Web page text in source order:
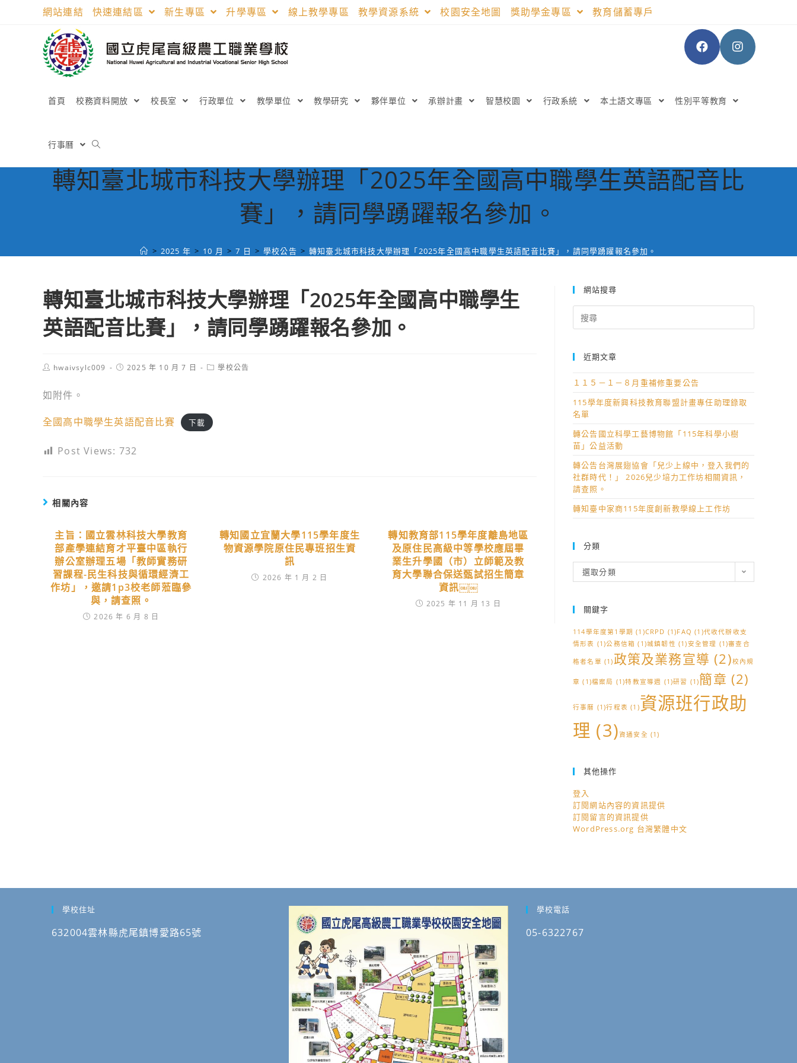
網站連結 快速連結區 新生專區 升學專區 線上教學專區 教學資源系統 校園安全地圖 獎助學金專區 教育儲蓄專戶
首頁 校務資料開放 校長室 行政單位 教學單位 教學研究 夥伴單位 承辦計畫 智慧校園 行政系統 本土語文專區 性別平等教育
行事曆
轉知臺北城市科技大學辦理「2025年全國高中職學生英語配音比
賽」，請同學踴躍報名參加。
> 2025 年 > 10 月 > 7 日 > 學校公告 > 轉知臺北城市科技大學辦理「2025年全國高中職學生英語配音比賽」，請同學踴躍報名參加。
轉知臺北城市科技大學辦理「2025年全國高中職學生
英語配音比賽」，請同學踴躍報名參加。
Posthwaivsylc009
Post2025 年 10 月 7 日
Post學校公告
如附件。
全國高中職學生英語配音比賽 下載
Post Views: 732
相關內容
主旨：國立雲林科技大學教育
部產學連結育才平臺中區執行
辦公室辦理五場「教師實務研
習課程-民生科技與循環經濟工
作坊」，邀請1p3校老師蒞臨參
與，請查照。
2026 年 6 月 8 日
轉知國立宜蘭大學115學年度生
物資源學院原住民專班招生資
訊
2026 年 1 月 2 日
轉知教育部115學年度離島地區
及原住民高級中等學校應屆畢
業生升學國（市）立師範及教
育大學聯合保送甄試招生簡章
資訊￼￼
2025 年 11 月 13 日
網站搜尋
for:
近期文章
１１５－１－８月重補修重要公告
115學年度新興科技教育聯盟計畫專任助理錄取
名單
轉公告國立科學工藝博物館「115年科學小樹
苗」公益活動
轉公告台灣展翅協會「兒少上線中，登入我們的
社群時代！」 2026兒少培力工作坊相關資訊，
請查照。
轉知臺中家商115年度創新教學線上工作坊
分類
類
選取分類
關鍵字
114學年度第1學期 (1)CRPD (1)FAQ (1)代收代辦收支
情形表 (1)公務信箱 (1)城鎮韌性 (1)安全管理 (1)審查合
格者名單 (1)政策及業務宣導 (2)校內規
章 (1)檔案局 (1)特教宣導週 (1)研習 (1)簡章 (2)
行事曆 (1)行程表 (1)資源班行政助
理 (3)資通安全 (1)
其他操作
登入
訂閱網站內容的資訊提供
訂閱留言的資訊提供
WordPress.org 台灣繁體中文
學校住址
632004雲林縣虎尾鎮博愛路65號
學校電話
05-6322767